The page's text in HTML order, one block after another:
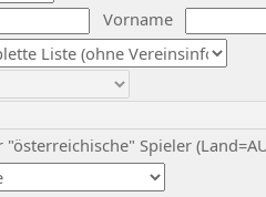
Vorname
"österreichische" Spieler